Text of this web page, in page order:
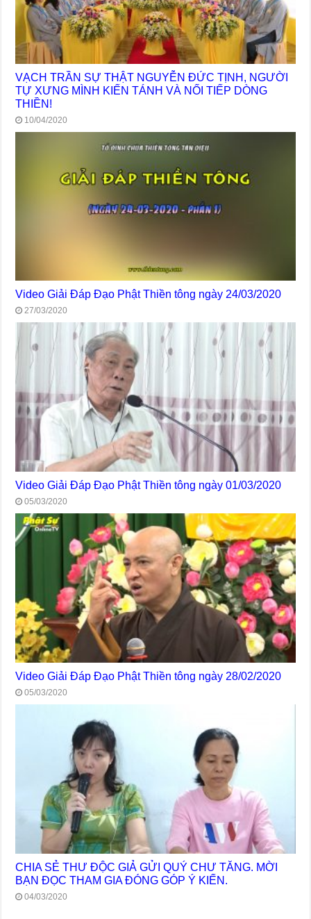
VẠCH TRẦN SỰ THẬT NGUYỄN ĐỨC TỊNH, NGƯỜI
TỰ XƯNG MÌNH KIẾN TÁNH VÀ NỐI TIẾP DÒNG
THIỀN!
10/04/2020
Video Giải Đáp Đạo Phật Thiền tông ngày 24/03/2020
27/03/2020
Video Giải Đáp Đạo Phật Thiền tông ngày 01/03/2020
05/03/2020
Video Giải Đáp Đạo Phật Thiền tông ngày 28/02/2020
05/03/2020
CHIA SẺ THƯ ĐỘC GIẢ GỬI QUÝ CHƯ TĂNG. MỜI
BẠN ĐỌC THAM GIA ĐÓNG GÓP Ý KIẾN.
04/03/2020